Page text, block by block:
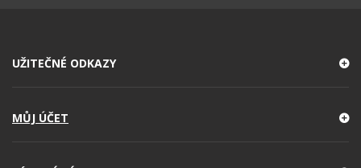
UŽITEČNÉ ODKAZY
MŮJ ÚČET